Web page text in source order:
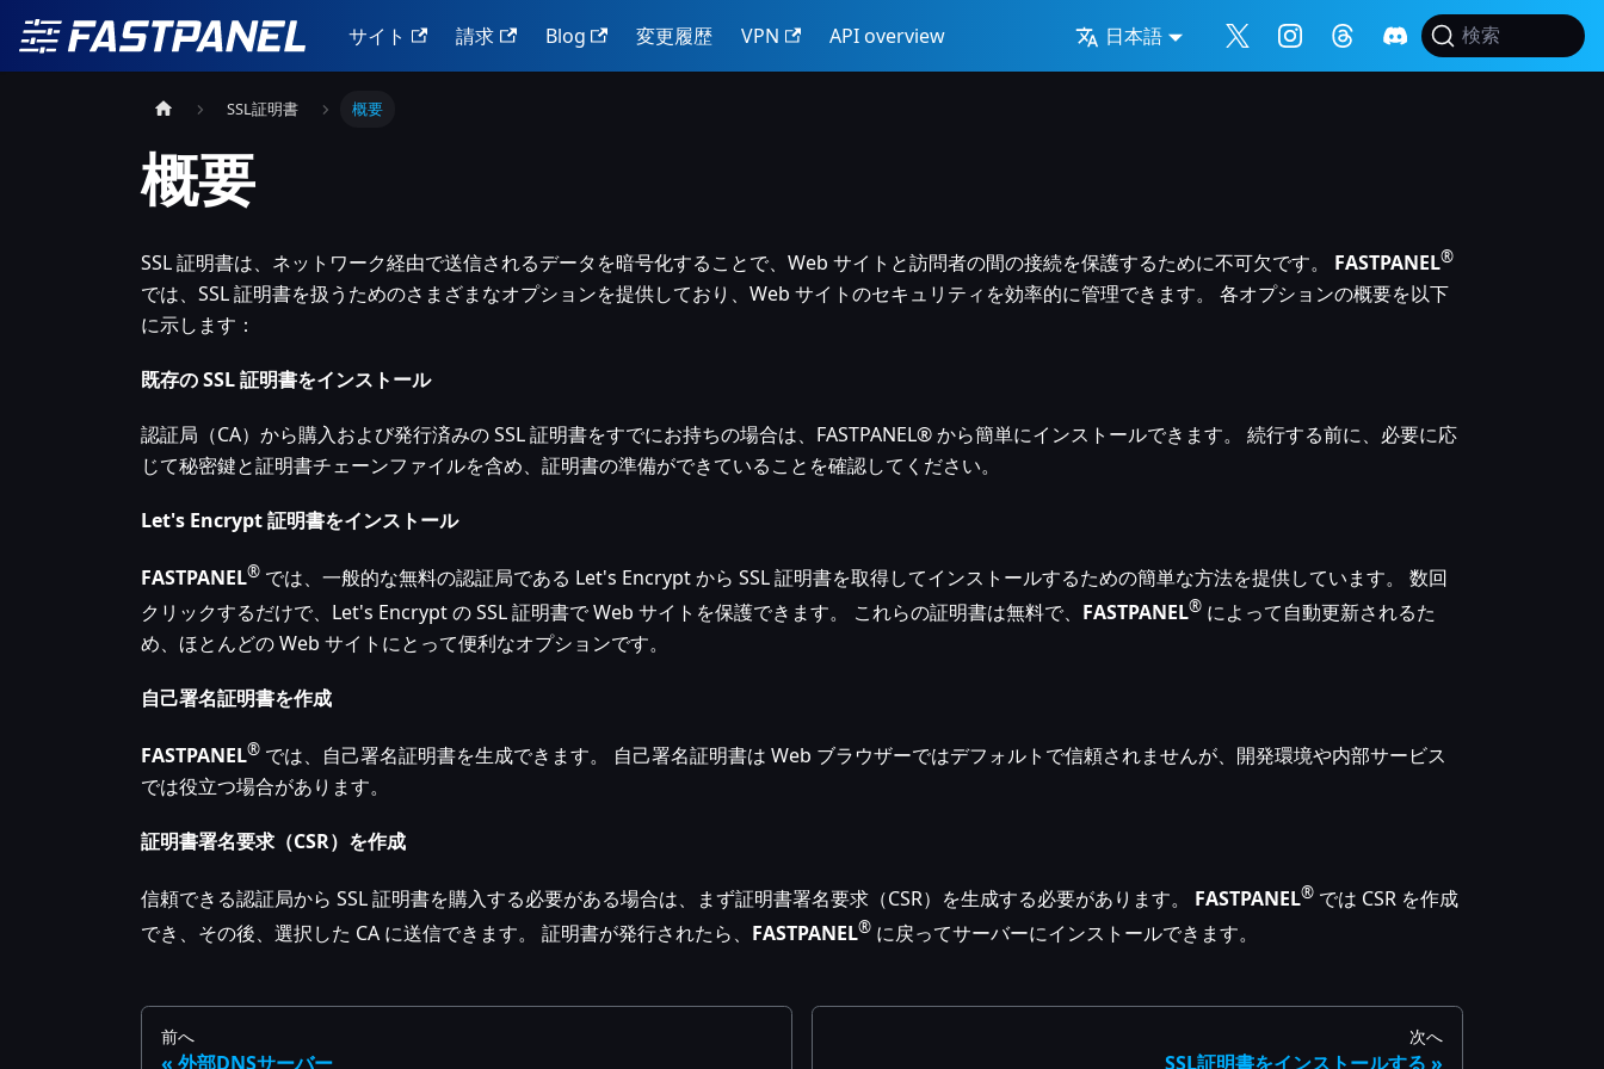
サイト 請求 Blog 変更履歴 VPN API overview 日本語 検索
SSL証明書 概要
概要
SSL 証明書は、ネットワーク経由で送信されるデータを暗号化することで、Web サイトと訪問者の間の接続を保護するために不可欠です。 FASTPANEL®
では、SSL 証明書を扱うためのさまざまなオプションを提供しており、Web サイトのセキュリティを効率的に管理できます。 各オプションの概要を以下
に示します：
既存の SSL 証明書をインストール
認証局（CA）から購入および発行済みの SSL 証明書をすでにお持ちの場合は、FASTPANEL® から簡単にインストールできます。 続行する前に、必要に応
じて秘密鍵と証明書チェーンファイルを含め、証明書の準備ができていることを確認してください。
Let's Encrypt 証明書をインストール
FASTPANEL® では、一般的な無料の認証局である Let's Encrypt から SSL 証明書を取得してインストールするための簡単な方法を提供しています。 数回
クリックするだけで、Let's Encrypt の SSL 証明書で Web サイトを保護できます。 これらの証明書は無料で、 FASTPANEL® によって自動更新されるた
め、ほとんどの Web サイトにとって便利なオプションです。
自己署名証明書を作成
FASTPANEL® では、自己署名証明書を生成できます。 自己署名証明書は Web ブラウザーではデフォルトで信頼されませんが、開発環境や内部サービス
では役立つ場合があります。
証明書署名要求（CSR）を作成
信頼できる認証局から SSL 証明書を購入する必要がある場合は、まず証明書署名要求（CSR）を生成する必要があります。 FASTPANEL® では CSR を作成
でき、その後、選択した CA に送信できます。 証明書が発行されたら、 FASTPANEL® に戻ってサーバーにインストールできます。
前へ
外部DNSサーバー
次へ
SSL証明書をインストールする